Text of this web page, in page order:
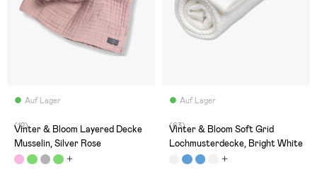
Auf Lager
(12)
Vinter & Bloom Layered Decke
Musselin, Silver Rose
Auf Lager
(63)
Vinter & Bloom Soft Grid
Lochmusterdecke, Bright White